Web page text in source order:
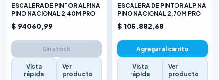
ESCALERA DE PINTOR ALPINA
PINO NACIONAL 2,40M PRO
$ 94060,99
Sin stock
Vista
rápida
Ver
producto
ESCALERA DE PINTOR ALPINA
PINO NACIONAL 2,70M PRO
$ 105.882,68
Agregar al carrito
Vista
rápida
Ver
producto